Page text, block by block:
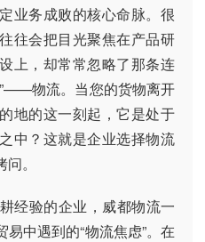
业务成败的核心命脉。很
往会把目光聚焦在产品研
上，却常常忽略了那条连
物流。当您的货物离开
地的这一刻起，它是处于
中？这就是企业选择物流
。
经验的企业，威都物流一
中遇到的“物流焦虑”。在